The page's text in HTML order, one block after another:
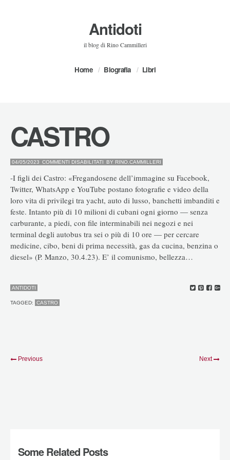
Antidoti
il blog di Rino Cammilleri
Home Biografia Libri
CASTRO
04/05/2023 COMMENTI DISABILITATI SU
BY RINO.CAMMILLERI
-I figli dei Castro: «Fregandosene dell’immagine su Facebook,
Twitter, WhatsApp e YouTube postano fotografie e video della
loro vita di privilegi tra yacht, auto di lusso, banchetti imbanditi e
feste. Intanto più di 10 milioni di cubani ogni giorno — senza
carburante, a piedi, con file interminabili nei negozi e nei
terminal degli autobus tra sei o più di 10 ore — per cercare
medicine, cibo, beni di prima necessità, gas da cucina, benzina o
diesel» (P. Manzo, 30.4.23). E’ il comunismo, bellezza…
ANTIDOTI
TAGGED: CASTRO
Previous Next
Some Related Posts